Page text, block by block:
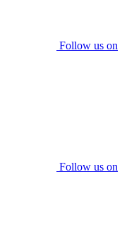
Follow us on
Follow us on